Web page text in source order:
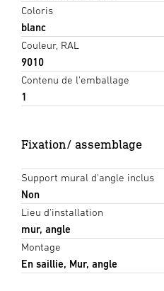
Coloris
blanc
Couleur, RAL
9010
Contenu de l'emballage
1
Fixation/ assemblage
Support mural d'angle inclus
Non
Lieu d'installation
mur, angle
Montage
En saillie, Mur, angle